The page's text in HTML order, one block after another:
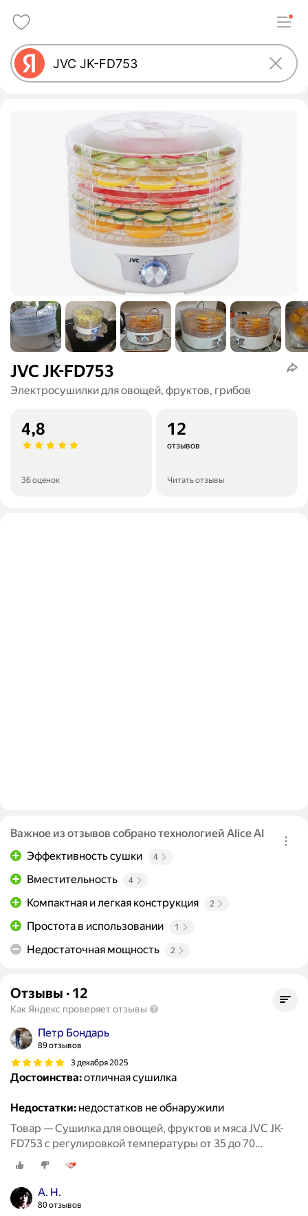
JVC JK-FD753
Электросушилки для овощей, фруктов, грибов
4,8
36 оценок
12
отзывов
Читать отзывы
Важное из отзывов собрано технологией Alice AI
Эффективность сушки
4
Вместительность 4
Компактная и легкая конструкция 2
Простота в использовании 1
Недостаточная мощность 2
Отзывы · 12
Как Яндекс проверяет отзывы
Петр Бондарь
89 отзывов
3 декабря 2025
Достоинства:отличная сушилка
Недостатки: недостатков не обнаружили
Товар — Сушилка для овощей, фруктов и мяса JVC JK-
FD753 с регулировкой температуры от 35 до 70
градусов, 5 прозрачных поддонов, 380 Вт
А. Н.
80 отзывов